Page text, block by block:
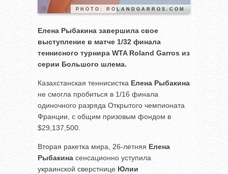
PHOTO: ROLANDGARROS.COM
Елена Рыбакина завершила свое
выступление в матче 1/32 финала
теннисного турнира WTA Roland Garros из
серии Большого шлема.
Казахстанская теннисистка Елена Рыбакина
не смогла пробиться в 1/16 финала
одиночного разряда Открытого чемпионата
Франции, с общим призовым фондом в
$29,137,500.
Вторая ракетка мира, 26-летняя Елена
Рыбакина сенсационно уступила
украинской сверстнице Юлии